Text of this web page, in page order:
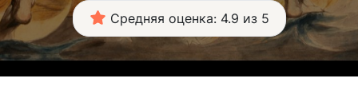
Средняя оценка: 4.9 из 5